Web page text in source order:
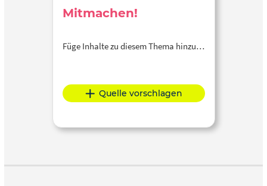
Mitmachen!
Füge Inhalte zu diesem Thema hinzu…
Quelle vorschlagen